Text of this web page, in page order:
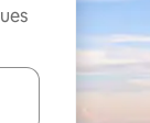
vers le haut et